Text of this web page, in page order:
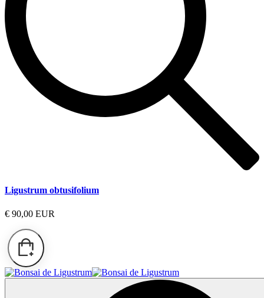
Ligustrum obtusifolium
€ 90,00 EUR